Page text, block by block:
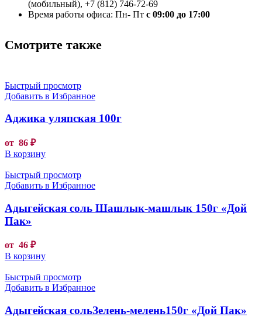
(мобильный), +7 (812) 746-72-69
Время работы офиса: Пн- Пт с 09:00 до 17:00
Смотрите также
Быстрый просмотр
Добавить в Избранное
Аджика уляпская 100г
от 86 ₽
В корзину
Быстрый просмотр
Добавить в Избранное
Адыгейская соль Шашлык-машлык 150г «Дой
Пак»
от 46 ₽
В корзину
Быстрый просмотр
Добавить в Избранное
Адыгейская сольЗелень-мелень150г «Дой Пак»